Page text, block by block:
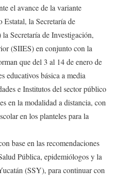
el avance de la variante
la Secretaría de
Secretaría de Investigación,
(SIIES) en conjunto con la
que del 3 al 14 de enero de
educativos básica a media
e Institutos del sector público
en la modalidad a distancia, con
en los planteles para la
base en las recomendaciones
Pública, epidemiólogos y la
(SSY), para continuar con